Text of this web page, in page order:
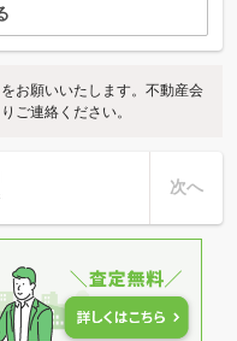
お願いいたします。不動産会
ご連絡ください。
次へ